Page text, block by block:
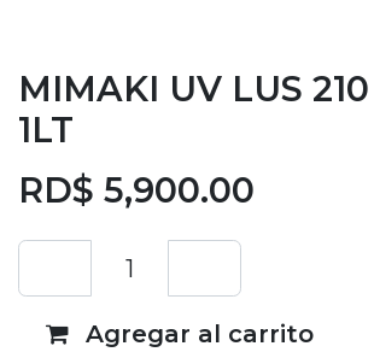
MIMAKI UV LUS 210
1LT
RD$ 5,900.00
Agregar al carrito